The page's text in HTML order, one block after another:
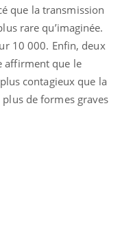
que la transmission
rare qu’imaginée.
10 000. Enfin, deux
affirment que le
contagieux que la
plus de formes graves